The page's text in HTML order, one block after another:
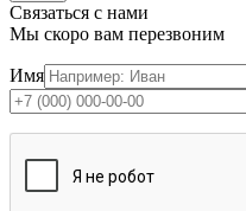
Связаться с нами
Мы скоро вам перезвоним
Имя